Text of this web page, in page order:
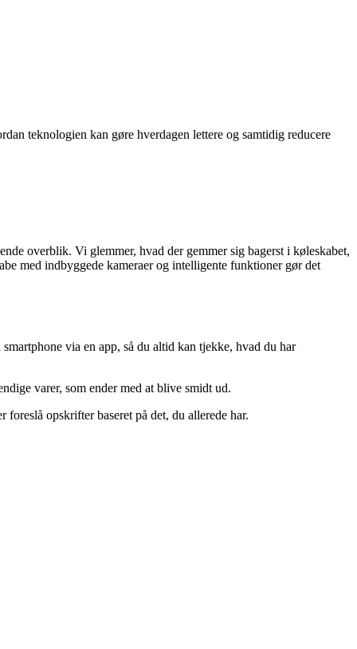
teknologien kan gøre hverdagen lettere og samtidig reducere
overblik. Vi glemmer, hvad der gemmer sig bagerst i køleskabet,
med indbyggede kameraer og intelligente funktioner gør det
via en app, så du altid kan tjekke, hvad du har
varer, som ender med at blive smidt ud.
opskrifter baseret på det, du allerede har.